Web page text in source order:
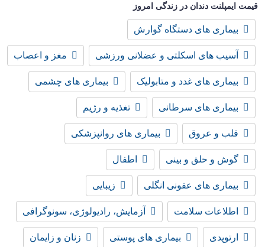
قیمت ایمپلنت دندان در زندگی امروز
بیماری های دستگاه گوارش
آسیب های اسکلتی و عضلانی ورزشی مغز و اعصاب
بیماری های غدد و متابولیک بیماری های چشمی
بیماری های سرطانی تغذیه و رژیم
قلب و عروق بیماری های روانپزشکی
گوش و حلق و بینی اطفال
بیماری های عفونی انگلی زیبایی
اطلاعات سلامت آزمایش، رادیولوژی، سونوگرافی
ارتوپدی بیماری های پوستی زنان و زایمان